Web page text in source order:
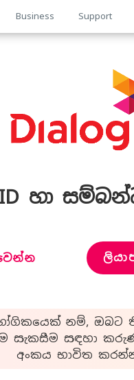
Business Support
ID හා
නම්, ඔබට
සැකසීම සඳහා
අංකය භාවිත